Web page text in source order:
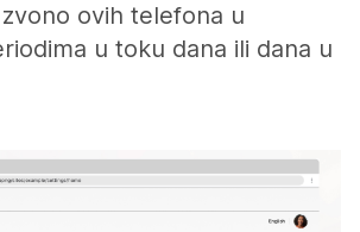
ovih telefona u
u toku dana ili dana u